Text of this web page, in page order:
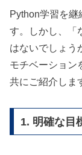
Python学習を
す。しかし、「
はないでしょう
モチベーション
共にご紹介しま
1. 明確な目